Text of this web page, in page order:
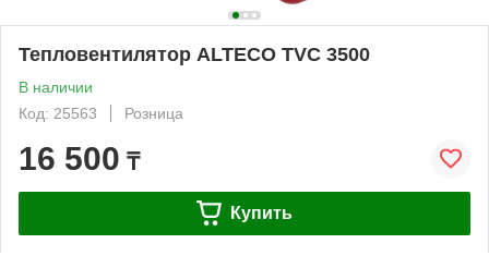
Тепловентилятор ALTECO TVС 3500
В наличии
Код: 25563
Розница
16 500 ₸
Купить